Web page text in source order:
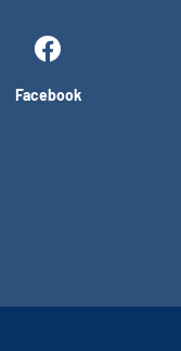
Facebook